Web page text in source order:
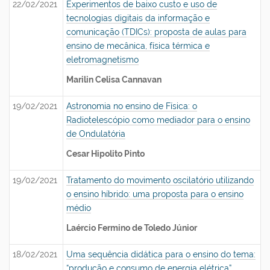
22/02/2021
Experimentos de baixo custo e uso de
tecnologias digitais da informação e
comunicação (TDICs): proposta de aulas para
ensino de mecânica, física térmica e
eletromagnetismo
Marilin Celisa Cannavan
19/02/2021
Astronomia no ensino de Física: o
Radiotelescópio como mediador para o ensino
de Ondulatória
Cesar Hipolito Pinto
19/02/2021
Tratamento do movimento oscilatório utilizando
o ensino híbrido: uma proposta para o ensino
médio
Laércio Fermino de Toledo Júnior
18/02/2021
Uma sequência didática para o ensino do tema: